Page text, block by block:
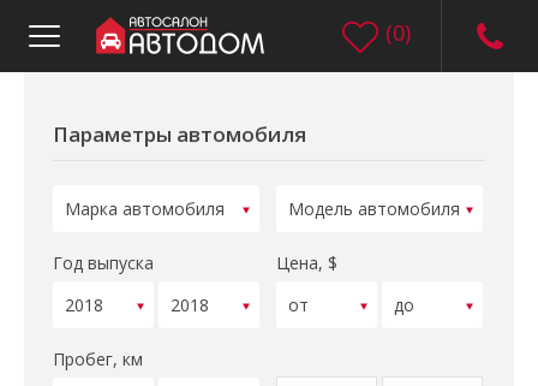
(0)
Параметры автомобиля
Год выпуска Цена, $
Пробег, км